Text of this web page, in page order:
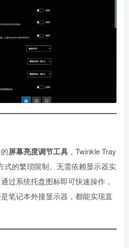
屏幕亮度调节工具 ，Twinkle Tray
式的繁琐限制。无需依赖显示器实
过系统托盘图标即可快速操作，
笔记本外接显示器，都能实现直